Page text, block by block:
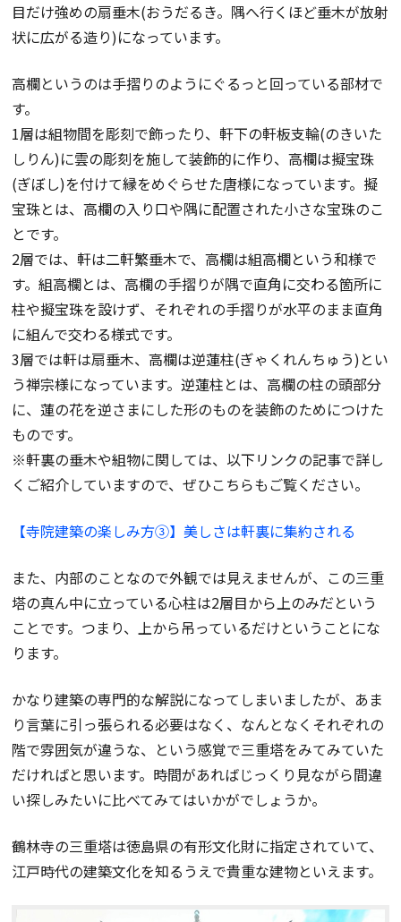
目だけ強めの扇垂木(おうだるき。隅へ行くほど垂木が放射
状に広がる造り)になっています。
高欄というのは手摺りのようにぐるっと回っている部材で
す。
1層は組物間を彫刻で飾ったり、軒下の軒板支輪(のきいた
しりん)に雲の彫刻を施して装飾的に作り、高欄は擬宝珠
(ぎぼし)を付けて縁をめぐらせた唐様になっています。擬
宝珠とは、高欄の入り口や隅に配置された小さな宝珠のこ
とです。
2層では、軒は二軒繁垂木で、高欄は組高欄という和様で
す。組高欄とは、高欄の手摺りが隅で直角に交わる箇所に
柱や擬宝珠を設けず、それぞれの手摺りが水平のまま直角
に組んで交わる様式です。
3層では軒は扇垂木、高欄は逆蓮柱(ぎゃくれんちゅう)とい
う禅宗様になっています。逆蓮柱とは、高欄の柱の頭部分
に、蓮の花を逆さまにした形のものを装飾のためにつけた
ものです。
※軒裏の垂木や組物に関しては、以下リンクの記事で詳し
くご紹介していますので、ぜひこちらもご覧ください。
【寺院建築の楽しみ方③】美しさは軒裏に集約される
また、内部のことなので外観では見えませんが、この三重
塔の真ん中に立っている心柱は2層目から上のみだという
ことです。つまり、上から吊っているだけということにな
ります。
かなり建築の専門的な解説になってしまいましたが、あま
り言葉に引っ張られる必要はなく、なんとなくそれぞれの
階で雰囲気が違うな、という感覚で三重塔をみてみていた
だければと思います。時間があればじっくり見ながら間違
い探しみたいに比べてみてはいかがでしょうか。
鶴林寺の三重塔は徳島県の有形文化財に指定されていて、
江戸時代の建築文化を知るうえで貴重な建物といえます。